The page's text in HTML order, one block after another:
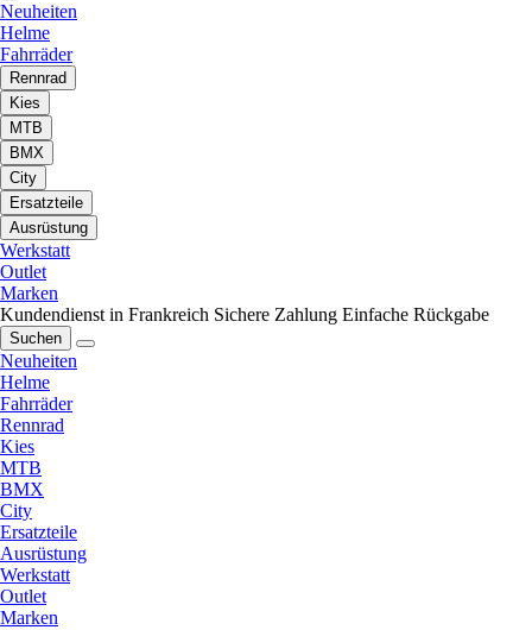
Neuheiten
Helme
Fahrräder
Rennrad
Kies
MTB
BMX
City
Ersatzteile
Ausrüstung
Werkstatt
Outlet
Marken
Kundendienst in Frankreich Sichere Zahlung Einfache Rückgabe
Suchen
Neuheiten
Helme
Fahrräder
Rennrad
Kies
MTB
BMX
City
Ersatzteile
Ausrüstung
Werkstatt
Outlet
Marken